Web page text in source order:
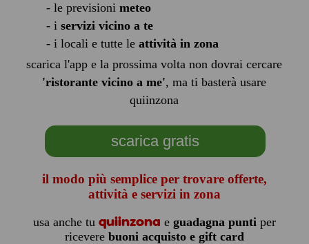
- le previsioni meteo
- i servizi vicino a te
- i locali e tutte le attività in zona
scarica l'app e la prossima volta non dovrai cercare
'ristorante vicino a me', ma ti basterà usare
quiinzona
scarica gratis
il modo più semplice per trovare offerte,
attività e servizi in zona
usa anche tu quiinzona e guadagna puntiper
ricevere buoni acquisto e gift card